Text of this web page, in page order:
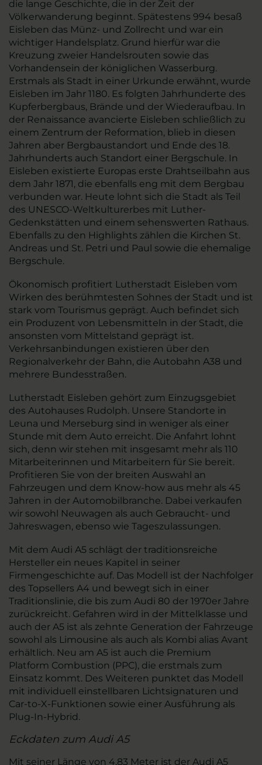
die lange Geschichte, die in der Zeit der
Völkerwanderung beginnt. Spätestens 994 besaß
Eisleben das Münz- und Zollrecht und war ein
wichtiger Handelsplatz. Grund hierfür war die
Kreuzung zweier Handelsrouten sowie das
Vorhandensein der königlichen Wasserburg.
Erstmals als Stadt in einer Urkunde erwähnt, wurde
Eisleben im Jahr 1180. Es folgten Jahrhunderte des
Kupferbergbaus, Brände und der Wiederaufbau. In
der Renaissance avancierte Eisleben schließlich zu
einem Zentrum der Reformation, blieb in diesen
Jahren aber Bergbaustandort und Ende des 18.
Jahrhunderts auch Standort einer Bergschule. In
Eisleben existierte Europas erste Drahtseilbahn aus
dem Jahr 1871, die ebenfalls eng mit dem Bergbau
verbunden war. Heute lohnt sich die Stadt als Teil
des UNESCO-Weltkulturerbes mit Luther-
Gedenkstätten und einem sehenswerten Rathaus.
Ebenfalls zu den Highlights zählen die Kirchen St.
Andreas und St. Petri und Paul sowie die ehemalige
Bergschule.
Ökonomisch profitiert Lutherstadt Eisleben vom
Wirken des berühmtesten Sohnes der Stadt und ist
stark vom Tourismus geprägt. Auch befindet sich
ein Produzent von Lebensmitteln in der Stadt, die
ansonsten vom Mittelstand geprägt ist.
Verkehrsanbindungen existieren über den
Regionalverkehr der Bahn, die Autobahn A38 und
mehrere Bundesstraßen.
Lutherstadt Eisleben gehört zum Einzugsgebiet
des Autohauses Rudolph. Unsere Standorte in
Leuna und Merseburg sind in weniger als einer
Stunde mit dem Auto erreicht. Die Anfahrt lohnt
sich, denn wir stehen mit insgesamt mehr als 110
Mitarbeiterinnen und Mitarbeitern für Sie bereit.
Profitieren Sie von der breiten Auswahl an
Fahrzeugen und dem Know-how aus mehr als 45
Jahren in der Automobilbranche. Dabei verkaufen
wir sowohl Neuwagen als auch Gebraucht- und
Jahreswagen, ebenso wie Tageszulassungen.
Mit dem Audi A5 schlägt der traditionsreiche
Hersteller ein neues Kapitel in seiner
Firmengeschichte auf. Das Modell ist der Nachfolger
des Topsellers A4 und bewegt sich in einer
Traditionslinie, die bis zum Audi 80 der 1970er Jahre
zurückreicht. Gefahren wird in der Mittelklasse und
auch der A5 ist als zehnte Generation der Fahrzeuge
sowohl als Limousine als auch als Kombi alias Avant
erhältlich. Neu am A5 ist auch die Premium
Platform Combustion (PPC), die erstmals zum
Einsatz kommt. Des Weiteren punktet das Modell
mit individuell einstellbaren Lichtsignaturen und
Car-to-X-Funktionen sowie einer Ausführung als
Plug-In-Hybrid.
Eckdaten zum Audi A5
Mit seiner Länge von 4,83 Meter ist der Audi A5